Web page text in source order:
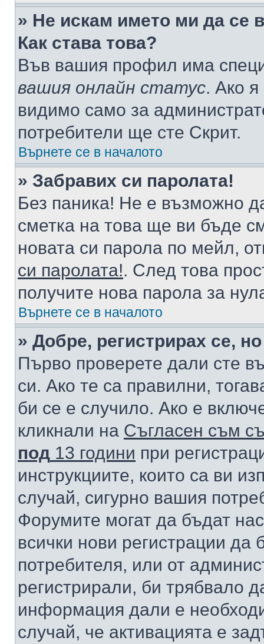
» Не искам името ми да се
Как става това?
Във вашия профил има
вашия онлайн статус. Ако
видимо само за
потребители ще сте Скрит.
Върнете се в началото
» Забравих си паролата!
Без паника! Не е възможно
сметка на това ще ви бъде
новата си парола по мейл,
си паролата!. След това
получите нова парола за
Върнете се в началото
» Добре, регистрирах се,
Първо проверете дали сте
си. Ако те са правилни,
би се е случило. Ако е
кликнали на Съгласен съм
под 13 години при
инструкциите, които са ви
случай, сигурно вашия
Форумите могат да бъдат
всички нови регистрации да
потребителя, или от
регистрирали, би трябвало
информация дали е
случай, че активацията е